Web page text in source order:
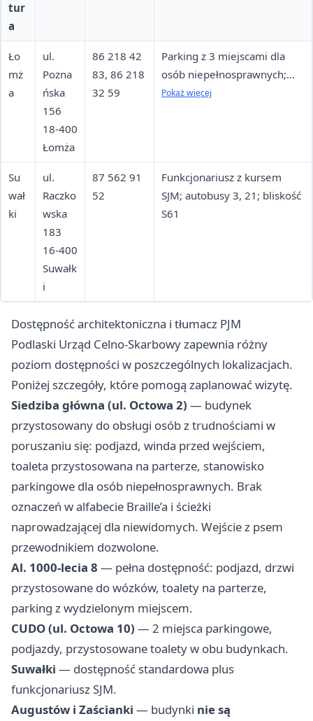
tur
a
Ło
mż
a
ul.
Pozna
ńska
156
18-400
Łomża
86 218 42
83, 86 218
32 59
Parking z 3 miejscami dla
osób niepełnosprawnych;
autobusy 1, 13
Pokaż więcej
Su
wał
ki
ul.
Raczko
wska
183
16-400
Suwałk
i
87 562 91
52
Funkcjonariusz z kursem
SJM; autobusy 3, 21; bliskość
S61
Dostępność architektoniczna i tłumacz PJM
Podlaski Urząd Celno-Skarbowy zapewnia różny
poziom dostępności w poszczególnych lokalizacjach.
Poniżej szczegóły, które pomogą zaplanować wizytę.
Siedziba główna (ul. Octowa 2) — budynek
przystosowany do obsługi osób z trudnościami w
poruszaniu się: podjazd, winda przed wejściem,
toaleta przystosowana na parterze, stanowisko
parkingowe dla osób niepełnosprawnych. Brak
oznaczeń w alfabecie Braille’a i ścieżki
naprowadzającej dla niewidomych. Wejście z psem
przewodnikiem dozwolone.
Al. 1000-lecia 8 — pełna dostępność: podjazd, drzwi
przystosowane do wózków, toalety na parterze,
parking z wydzielonym miejscem.
CUDO (ul. Octowa 10) — 2 miejsca parkingowe,
podjazdy, przystosowane toalety w obu budynkach.
Suwałki — dostępność standardowa plus
funkcjonariusz SJM.
Augustów i Zaścianki — budynki nie są